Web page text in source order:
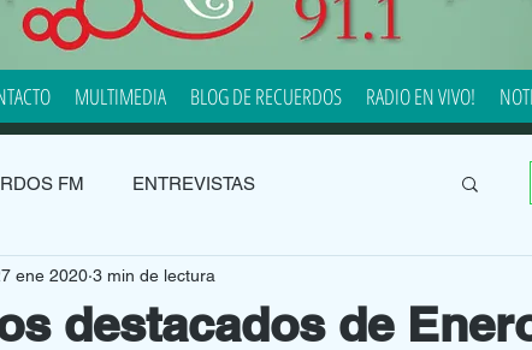
MULTIMEDIA BLOG DE RECUERDOS RADIO EN VIVO!
FM ENTREVISTAS
CURIOSIDADES
destacados de
ene 2020 3 min de lectura